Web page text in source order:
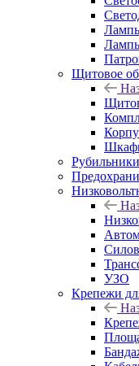
Щитовое
Рубильники
УЗО
Крепежи